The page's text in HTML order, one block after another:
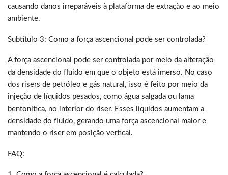
causando danos irreparáveis à plataforma de extração e ao meio
ambiente.
Subtítulo 3: Como a força ascencional pode ser controlada?
A força ascencional pode ser controlada por meio da alteração
da densidade do fluido em que o objeto está imerso. No caso
dos risers de petróleo e gás natural, isso é feito por meio da
injeção de líquidos pesados, como água salgada ou lama
bentonítica, no interior do riser. Esses líquidos aumentam a
densidade do fluido, gerando uma força ascencional maior e
mantendo o riser em posição vertical.
FAQ: